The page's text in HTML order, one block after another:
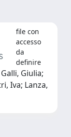
file con
accesso
da
definire
Giulia;
Iva; Lanza,